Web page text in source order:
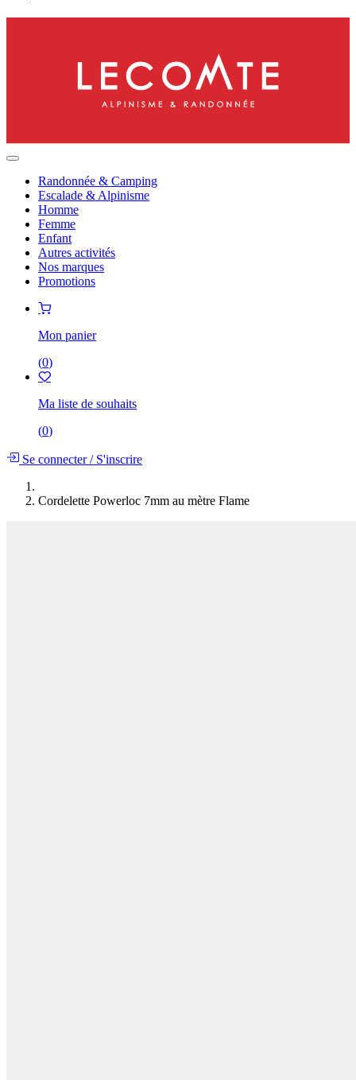
Randonnée & Camping
Escalade & Alpinisme
Homme
Femme
Enfant
Autres activités
Nos marques
Promotions
Mon panier
(0)
Ma liste de souhaits
(0)
Se connecter/S'inscrire
Cordelette Powerloc 7mm au mètre Flame